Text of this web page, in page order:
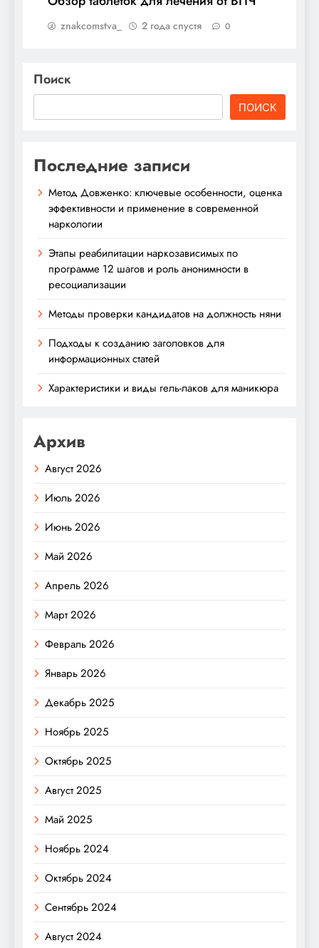
znakcomstva_ 2 года спустя 0
Поиск
ПОИСК
Последние записи
Метод Довженко: ключевые особенности, оценка
эффективности и применение в современной
наркологии
Этапы реабилитации наркозависимых по
программе 12 шагов и роль анонимности в
ресоциализации
Методы проверки кандидатов на должность няни
Подходы к созданию заголовков для
информационных статей
Характеристики и виды гель-лаков для маникюра
Архив
Август 2026
Июль 2026
Июнь 2026
Май 2026
Апрель 2026
Март 2026
Февраль 2026
Январь 2026
Декабрь 2025
Ноябрь 2025
Октябрь 2025
Август 2025
Май 2025
Ноябрь 2024
Октябрь 2024
Сентябрь 2024
Август 2024